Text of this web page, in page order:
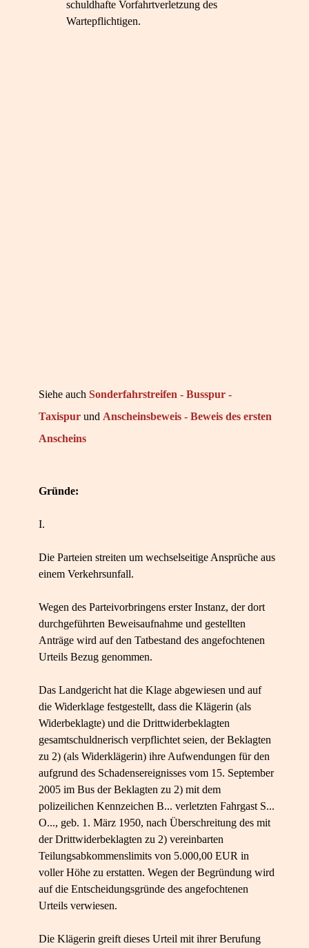
schuldhafte Vorfahrtverletzung des
Wartepflichtigen.
Siehe auch Sonderfahrstreifen - Busspur -
Taxispur und Anscheinsbeweis - Beweis des ersten
Anscheins
Gründe:
I.
Die Parteien streiten um wechselseitige Ansprüche aus
einem Verkehrsunfall.
Wegen des Parteivorbringens erster Instanz, der dort
durchgeführten Beweisaufnahme und gestellten
Anträge wird auf den Tatbestand des angefochtenen
Urteils Bezug genommen.
Das Landgericht hat die Klage abgewiesen und auf
die Widerklage festgestellt, dass die Klägerin (als
Widerbeklagte) und die Drittwiderbeklagten
gesamtschuldnerisch verpflichtet seien, der Beklagten
zu 2) (als Widerklägerin) ihre Aufwendungen für den
aufgrund des Schadensereignisses vom 15. September
2005 im Bus der Beklagten zu 2) mit dem
polizeilichen Kennzeichen B... verletzten Fahrgast S...
O..., geb. 1. März 1950, nach Überschreitung des mit
der Drittwiderbeklagten zu 2) vereinbarten
Teilungsabkommenslimits von 5.000,00 EUR in
voller Höhe zu erstatten. Wegen der Begründung wird
auf die Entscheidungsgründe des angefochtenen
Urteils verwiesen.
Die Klägerin greift dieses Urteil mit ihrer Berufung